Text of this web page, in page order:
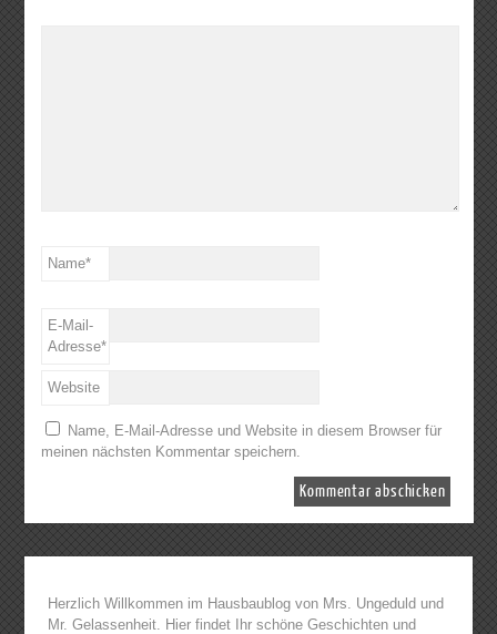
Name*
E-Mail-
Adresse*
Website
Name, E-Mail-Adresse und Website in diesem Browser für
meinen nächsten Kommentar speichern.
Herzlich Willkommen im Hausbaublog von Mrs. Ungeduld und
Mr. Gelassenheit. Hier findet Ihr schöne Geschichten und